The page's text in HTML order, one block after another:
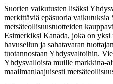
Suorien vaikutusten lisäksi
merkittäviä epäsuoria vaikutuksia
metsäteollisuustuotteiden
Esimerkiksi Kanada, joka on yksi
havusellun ja sahatavaran
tuotannostaan Yhdysvaltoihin.
Yhdysvalloista muille markkina-
maailmanlaajuisesti